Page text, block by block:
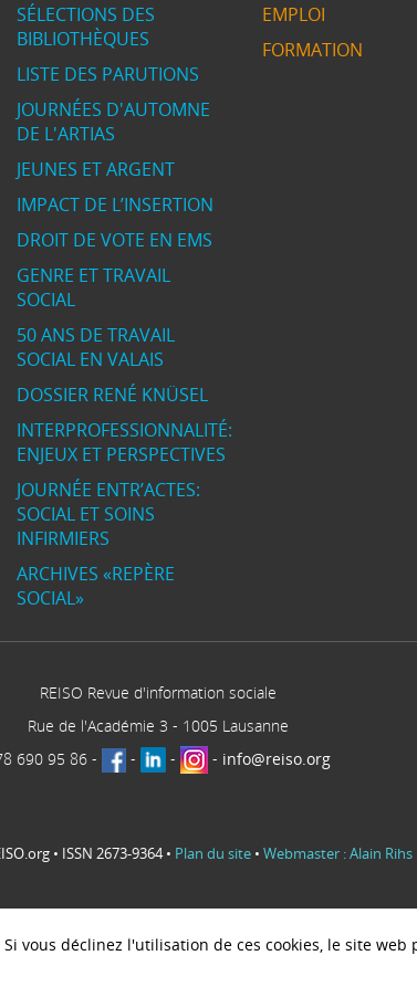
SÉLECTIONS DES
BIBLIOTHÈQUES
LISTE DES PARUTIONS
JOURNÉES D'AUTOMNE
DE L'ARTIAS
JEUNES ET ARGENT
IMPACT DE L’INSERTION
DROIT DE VOTE EN EMS
GENRE ET TRAVAIL
SOCIAL
50 ANS DE TRAVAIL
SOCIAL EN VALAIS
DOSSIER RENÉ KNÜSEL
INTERPROFESSIONNALITÉ:
ENJEUX ET PERSPECTIVES
JOURNÉE ENTR’ACTES:
SOCIAL ET SOINS
INFIRMIERS
ARCHIVES «REPÈRE
SOCIAL»
EMPLOI
FORMATION
REISO Revue d'information sociale
Rue de l'Académie 3 - 1005 Lausanne
690 95 86 - - - - info@reiso.org
• ISSN 2673-9364 • Plan du site • Webmaster : Alain Rihs
vous déclinez l'utilisation de ces cookies, le site